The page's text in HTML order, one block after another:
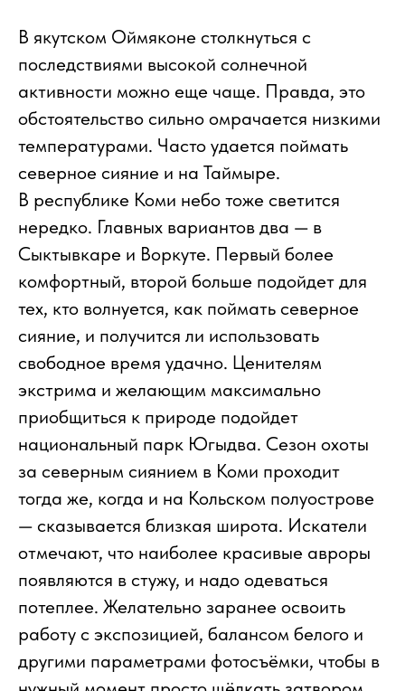
В якутском Оймяконе столкнуться с
последствиями высокой солнечной
активности можно еще чаще. Правда, это
обстоятельство сильно омрачается низкими
температурами. Часто удается поймать
северное сияние и на Таймыре.
В республике Коми небо тоже светится
нередко. Главных вариантов два — в
Сыктывкаре и Воркуте. Первый более
комфортный, второй больше подойдет для
тех, кто волнуется, как поймать северное
сияние, и получится ли использовать
свободное время удачно. Ценителям
экстрима и желающим максимально
приобщиться к природе подойдет
национальный парк Югыдва. Сезон охоты
за северным сиянием в Коми проходит
тогда же, когда и на Кольском полуострове
— сказывается близкая широта. Искатели
отмечают, что наиболее красивые авроры
появляются в стужу, и надо одеваться
потеплее. Желательно заранее освоить
работу с экспозицией, балансом белого и
другими параметрами фотосъёмки, чтобы в